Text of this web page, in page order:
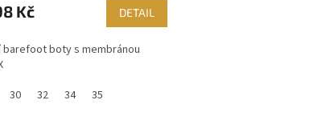
Kč DETAIL
barefoot boty s membránou
30 32 34 35